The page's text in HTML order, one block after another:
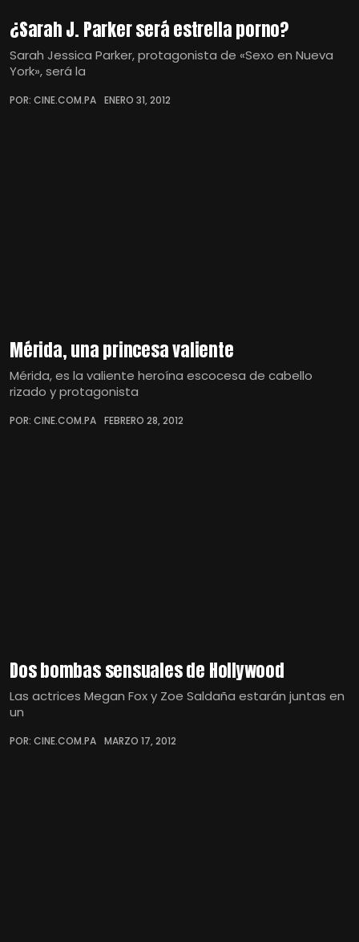
¿Sarah J. Parker será estrella porno?
Sarah Jessica Parker, protagonista de «Sexo en Nueva
York», será la
POR: CINE.COM.PA ENERO 31, 2012
Mérida, una princesa valiente
Mérida, es la valiente heroína escocesa de cabello
rizado y protagonista
POR: CINE.COM.PA FEBRERO 28, 2012
Dos bombas sensuales de Hollywood
Las actrices Megan Fox y Zoe Saldaña estarán juntas en
un
POR: CINE.COM.PA MARZO 17, 2012